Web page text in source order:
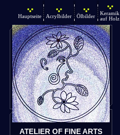
Hauptseite Acrylbilder Ölbilder
Keramik
auf Holz
ATELIER OF FINE ARTS